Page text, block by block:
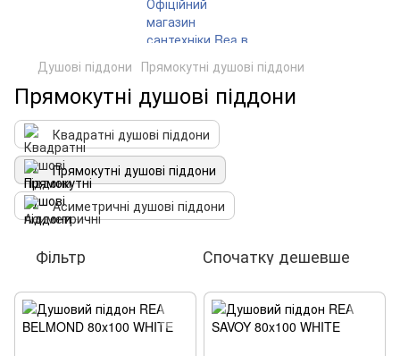
Душові піддони Прямокутні душові піддони
Прямокутні душові піддони
Квадратні душові піддони
Прямокутні душові піддони
Асиметричні душові піддони
Фільтр Спочатку дешевше